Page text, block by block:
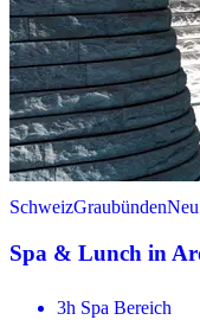
SchweizGraubündenNeu
Spa & Lunch in
3h Spa Bereich